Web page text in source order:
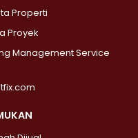
>
Properti
Proyek
Management Service